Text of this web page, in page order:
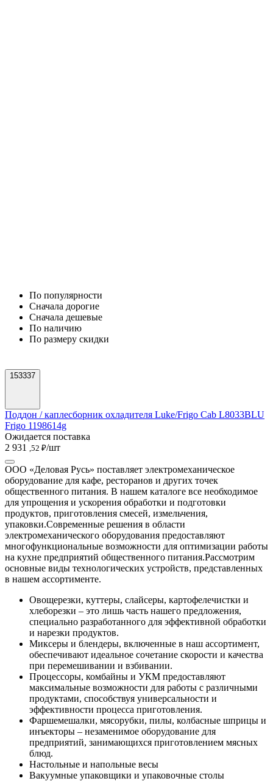
По популярности
Cначала дорогие
Cначала дешевые
По наличию
По размеру скидки
153337
Поддон / каплесборник охладителя Luke/Frigo Cab L8033BLU
Frigo 1198614g
Ожидается поставка
2 931
,52 ₽/шт
ООО «Деловая Русь» поставляет электромеханическое
оборудование для кафе, ресторанов и других точек
общественного питания. В нашем каталоге все необходимое
для упрощения и ускорения обработки и подготовки
продуктов, приготовления смесей, измельчения,
упаковки.Современные решения в области
электромеханического оборудования предоставляют
многофункциональные возможности для оптимизации работы
на кухне предприятий общественного питания.Рассмотрим
основные виды технологических устройств, представленных
в нашем ассортименте.
Овощерезки, куттеры, слайсеры, картофелечистки и
хлеборезки – это лишь часть нашего предложения,
специально разработанного для эффективной обработки
и нарезки продуктов.
Миксеры и блендеры, включенные в наш ассортимент,
обеспечивают идеальное сочетание скорости и качества
при перемешивании и взбивании.
Процессоры, комбайны и УКМ предоставляют
максимальные возможности для работы с различными
продуктами, способствуя универсальности и
эффективности процесса приготовления.
Фаршемешалки, мясорубки, пилы, колбасные шприцы и
инъекторы – незаменимое оборудование для
предприятий, занимающихся приготовлением мясных
блюд.
Настольные и напольные весы
Вакуумные упаковщики и упаковочные столы